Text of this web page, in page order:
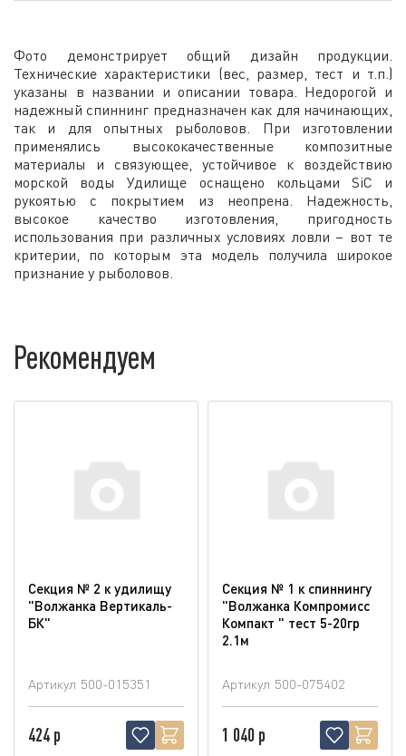
Фото демонстрирует общий дизайн продукции.
Технические характеристики (вес, размер, тест и т.п.)
указаны в названии и описании товара. Недорогой и
надежный спиннинг предназначен как для начинающих,
так и для опытных рыболовов. При изготовлении
применялись высококачественные композитные
материалы и связующее, устойчивое к воздействию
морской воды Удилище оснащено кольцами SiC и
рукоятью с покрытием из неопрена. Надежность,
высокое качество изготовления, пригодность
использования при различных условиях ловли – вот те
критерии, по которым эта модель получила широкое
признание у рыболовов.
Рекомендуем
Секция № 2 к удилищу
"Волжанка Вертикаль-
БК"
Артикул 500-015351
424 р
Секция № 1 к спиннингу
"Волжанка Компромисс
Компакт " тест 5-20гр
2.1м
Артикул 500-075402
1 040 р